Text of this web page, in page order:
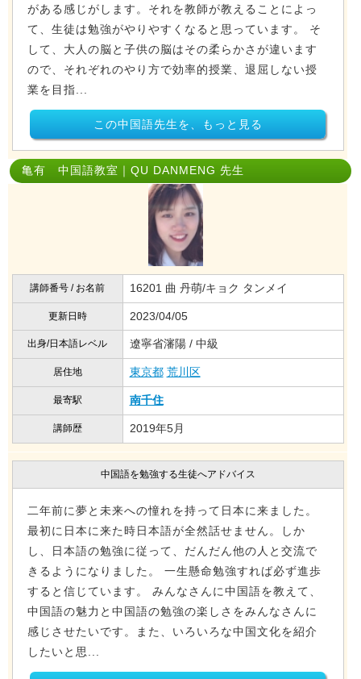
がある感じがします。それを教師が教えることによっ
て、生徒は勉強がやりやすくなると思っています。 そ
して、大人の脳と子供の脳はその柔らかさが違います
ので、それぞれのやり方で効率的授業、退屈しない授
業を目指...
この中国語先生を、もっと見る
亀有 中国語教室｜QU DANMENG 先生
講師番号 / お名前 16201 曲 丹萌/キョク タンメイ
更新日時 2023/04/05
出身/日本語レベル 遼寧省瀋陽 / 中級
居住地 東京都 荒川区
最寄駅 南千住
講師歴 2019年5月
中国語を勉強する生徒へアドバイス
二年前に夢と未来への憧れを持って日本に来ました。
最初に日本に来た時日本語が全然話せません。しか
し、日本語の勉強に従って、だんだん他の人と交流で
きるようになりました。 一生懸命勉強すれば必ず進歩
すると信じています。 みんなさんに中国語を教えて、
中国語の魅力と中国語の勉強の楽しさをみんなさんに
感じさせたいです。また、いろいろな中国文化を紹介
したいと思...